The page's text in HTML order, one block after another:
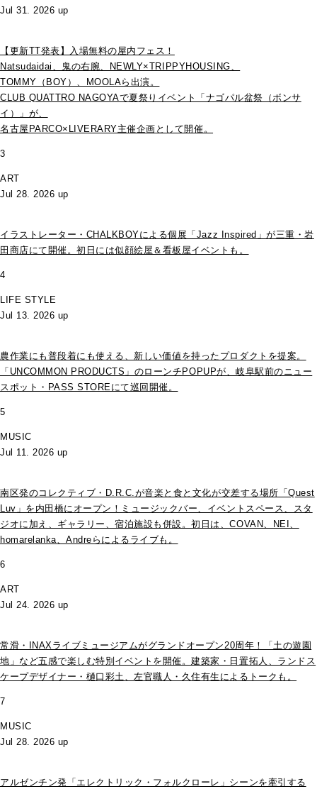
Jul 31. 2026 up
【更新TT発表】入場無料の屋内フェス！
Natsudaidai、鬼の右腕、NEWLY×TRIPPYHOUSING、
TOMMY（BOY）、MOOLAら出演。
CLUB QUATTRO NAGOYAで夏祭りイベント「ナゴパル盆祭（ボンサ
イ）」が、
名古屋PARCO×LIVERARY主催企画として開催。
3
ART
Jul 28. 2026 up
イラストレーター・CHALKBOYによる個展「Jazz Inspired」が三重・岩
田商店にて開催。初日には似顔絵屋＆看板屋イベントも。
4
LIFE STYLE
Jul 13. 2026 up
農作業にも普段着にも使える、新しい価値を持ったプロダクトを提案。
「UNCOMMON PRODUCTS」のローンチPOPUPが、岐阜駅前のニュー
スポット・PASS STOREにて巡回開催。
5
MUSIC
Jul 11. 2026 up
南区発のコレクティブ・D.R.C.が⾳楽と⾷と⽂化が交差する場所「Quest
Luv」を内田橋にオープン！ミュージックバー、イベントスペース、スタ
ジオに加え、ギャラリー、宿泊施設も併設。初日は、COVAN、NEI、
homarelanka、Andreらによるライブも。
6
ART
Jul 24. 2026 up
常滑・INAXライブミュージアムがグランドオープン20周年！「土の遊園
地」など五感で楽しむ特別イベントを開催。建築家・日置拓人、ランドス
ケープデザイナー・樋口彩土、左官職人・久住有生によるトークも。
7
MUSIC
Jul 28. 2026 up
アルゼンチン発「エレクトリック・フォルクローレ」シーンを牽引する